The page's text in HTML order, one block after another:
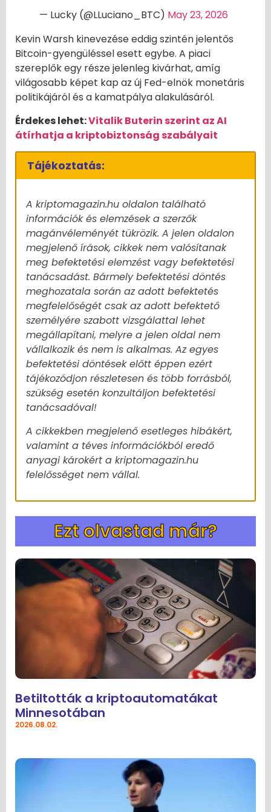
— Lucky (@LLuciano_BTC) May 23, 2026
Kevin Warsh kinevezése eddig szintén jelentős
Bitcoin-gyengüléssel esett egybe. A piaci
szereplők egy része jelenleg kivárhat, amíg
világosabb képet kap az új Fed-elnök monetáris
politikájáról és a kamatpálya alakulásáról.
Érdekes lehet:Vitalik Buterin szerint az AI
átírhatja a kriptobiztonság szabályait
Tájékoztatás:
A kriptomagazin.hu oldalon található
információk és elemzések a szerzők
magánvéleményét tükrözik. A jelen oldalon
megjelenő írások, cikkek nem valósítanak
meg befektetési elemzést vagy befektetési
tanácsadást. Bármely befektetési döntés
meghozatala során az adott befektetés
megfelelőségét csak az adott befektető
személyére szabott vizsgálattal lehet
megállapítani, melyre a jelen oldal nem
vállalkozik és nem is alkalmas. Az egyes
befektetési döntések előtt éppen ezért
tájékozódjon részletesen és több forrásból,
szükség esetén konzultáljon befektetési
tanácsadóval!
A cikkekben megjelenő esetleges hibákért,
valamint a téves információkból eredő
anyagi károkért a kriptomagazin.hu
felelősséget nem vállal.
Ezt olvastad már?
Betiltották a kriptoautomatákat
Minnesotában
2026.08.02.